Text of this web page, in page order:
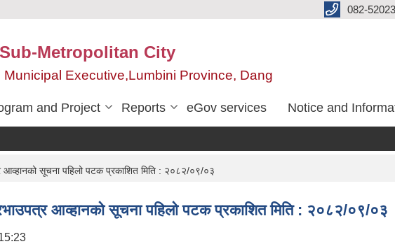
082-
Metropolitan City
Municipal Executive,Lumbini Province, Dang
and Project Reports eGov services Notice and
आव्हानको सूचना पहिलो पटक प्रकाशित मिति : २०८२/०९/०३
आव्हानको सूचना पहिलो पटक प्रकाशित मिति : २०८२/०९/०३